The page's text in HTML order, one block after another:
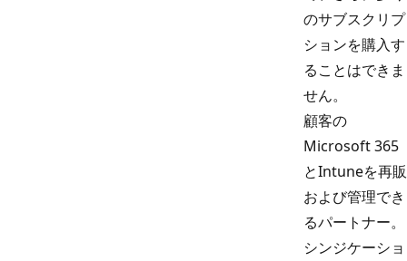
のサブスクリプ
ションを購入す
ることはできま
せん。
顧客の
Microsoft 365
とIntuneを再販
および管理でき
るパートナー。
シンジケーショ